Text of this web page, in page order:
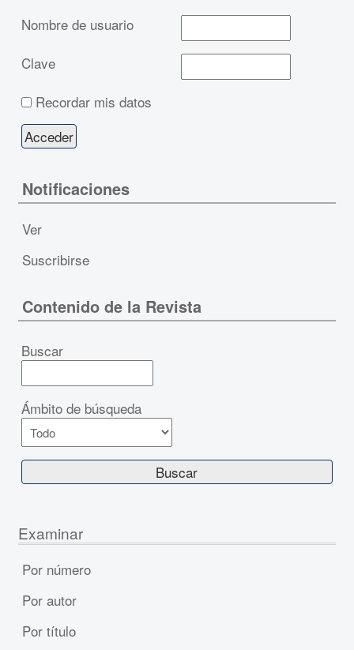
Nombre de usuario
Clave
Recordar mis datos
Notificaciones
Ver
Suscribirse
Contenido de la Revista
Buscar
Ámbito de búsqueda
Examinar
Por número
Por autor
Por título